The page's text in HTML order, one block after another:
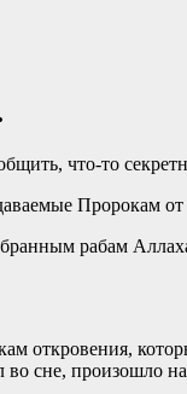
что-то
Пророкам
рабам
откровения,
во сне, произошло